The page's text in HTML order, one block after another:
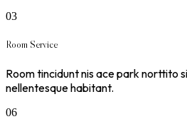
03
Room Service
Room tincidunt nis ace park norttito
nellentesque habitant.
06